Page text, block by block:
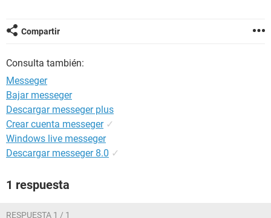
Compartir
Consulta también:
Messeger
Bajar messeger
Descargar messeger plus
Crear cuenta messeger ✓
Windows live messeger
Descargar messeger 8.0 ✓
1 respuesta
RESPUESTA 1 / 1